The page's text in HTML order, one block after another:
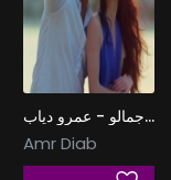
فيديو كليب جمالو - عمرو دياب
Amr Diab